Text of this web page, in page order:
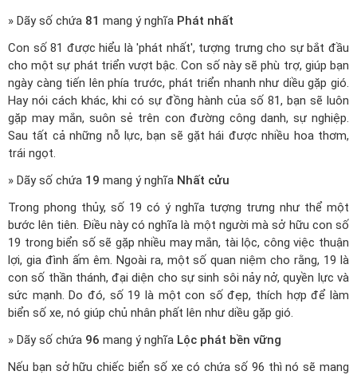
» Dãy số chứa 81 mang ý nghĩa Phát nhất
Con số 81 được hiểu là 'phát nhất', tượng trưng cho sự bắt đầu
cho một sự phát triển vượt bậc. Con số này sẽ phù trợ, giúp bạn
ngày càng tiến lên phía trước, phát triển nhanh như diều gặp gió.
Hay nói cách khác, khi có sự đồng hành của số 81, bạn sẽ luôn
gặp may mắn, suôn sẻ trên con đường công danh, sự nghiệp.
Sau tất cả những nỗ lực, bạn sẽ gặt hái được nhiều hoa thơm,
trái ngọt.
» Dãy số chứa 19 mang ý nghĩa Nhất cửu
Trong phong thủy, số 19 có ý nghĩa tượng trưng như thể một
bước lên tiên. Điều này có nghĩa là một người mà sở hữu con số
19 trong biển số sẽ gặp nhiều may mắn, tài lộc, công việc thuận
lợi, gia đình ấm êm. Ngoài ra, một số quan niệm cho rằng, 19 là
con số thần thánh, đại diện cho sự sinh sôi nảy nở, quyền lực và
sức mạnh. Do đó, số 19 là một con số đẹp, thích hợp để làm
biển số xe, nó giúp chủ nhân phất lên như diều gặp gió.
» Dãy số chứa 96 mang ý nghĩa Lộc phát bền vững
Nếu bạn sở hữu chiếc biển số xe có chứa số 96 thì nó sẽ mang